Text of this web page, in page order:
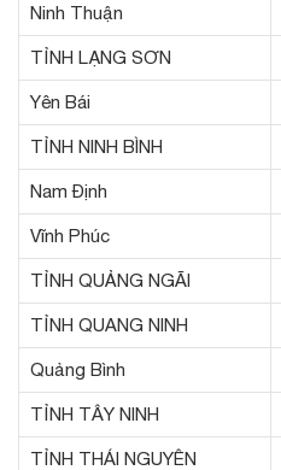
Ninh Thuận
TỈNH LẠNG SƠN
Yên Bái
TỈNH NINH BÌNH
Nam Định
Vĩnh Phúc
TỈNH QUẢNG NGÃI
TỈNH QUANG NINH
Quảng Bình
TỈNH TÂY NINH
TỈNH THÁI NGUYÊN